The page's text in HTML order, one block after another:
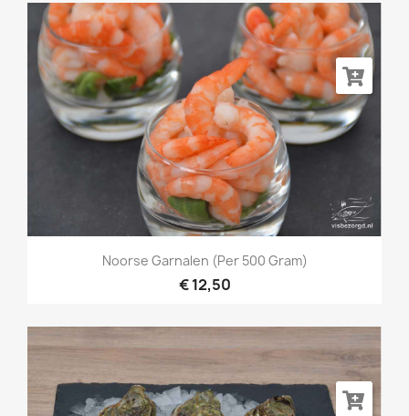
Noorse Garnalen (per 500 Gram)
€ 12,50